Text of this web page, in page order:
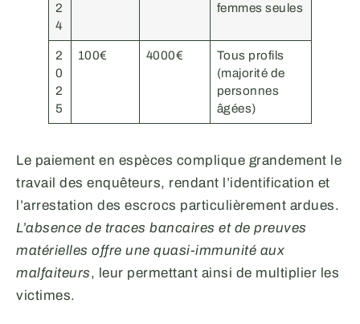
2
4
femmes seules
2
0
2
5
100€ 4000€
Tous profils
(majorité de
personnes
âgées)
Le paiement en espèces complique grandement le
travail des enquêteurs, rendant l’identification et
l’arrestation des escrocs particulièrement ardues.
L’absence de traces bancaires et de preuves
matérielles offre une quasi-immunité aux
malfaiteurs, leur permettant ainsi de multiplier les
victimes.